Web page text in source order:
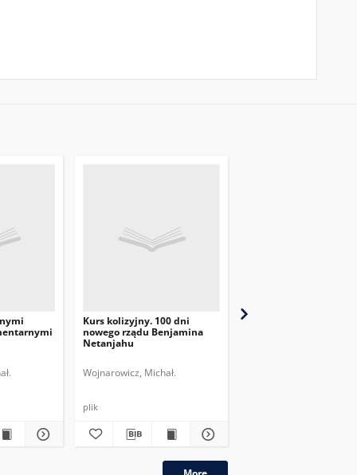
Kurs kolizyjny. 100 dni
nowego rządu Benjamina
Netanjahu
Wojnarowicz, Michał.
plik